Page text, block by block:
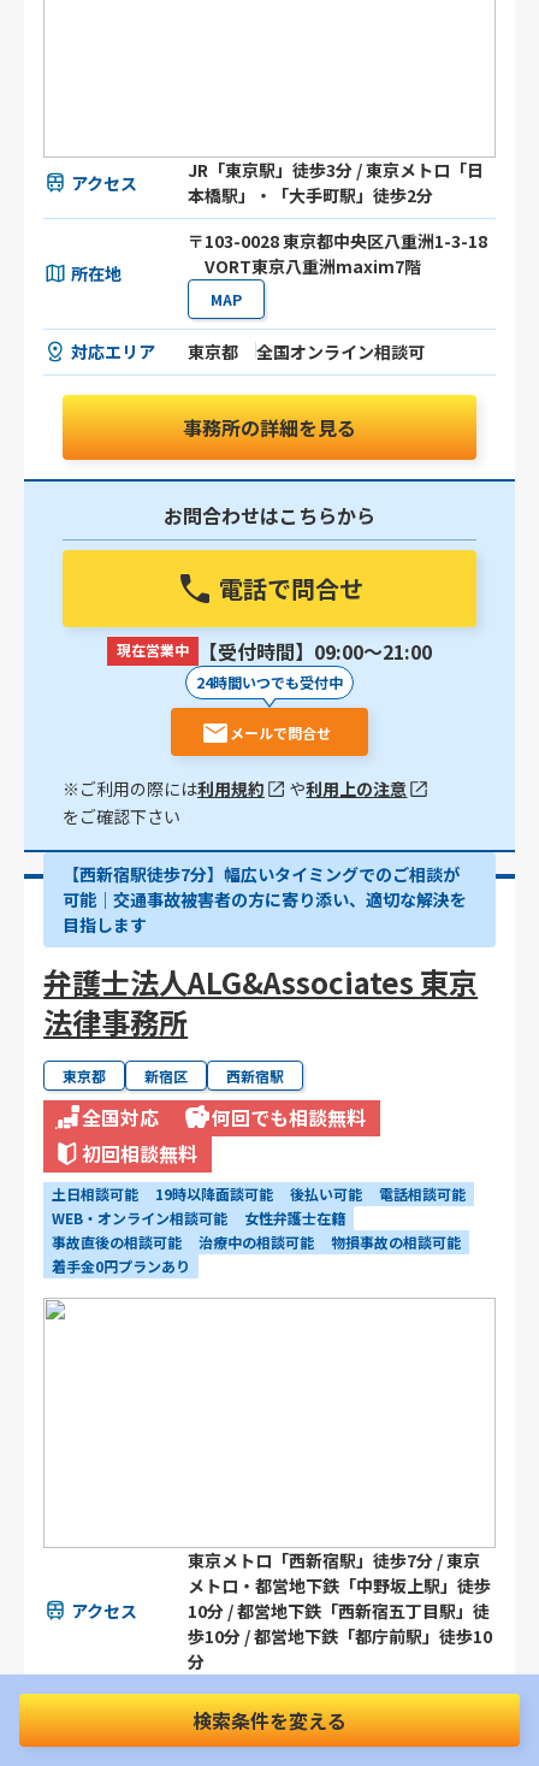
アクセス
JR「東京駅」徒歩3分 / 東京メトロ「日
本橋駅」・「大手町駅」徒歩2分
所在地
〒103-0028 東京都中央区八重洲1-3-18
VORT東京八重洲maxim7階
MAP
対応エリア 東京都 全国オンライン相談可
事務所の詳細を見る
お問合わせはこちらから
電話で問合せ
現在営業中 【受付時間】09:00〜21:00
24時間いつでも受付中
メールで問合せ
※ご利用の際には利用規約 や利用上の注意
をご確認下さい
【西新宿駅徒歩7分】幅広いタイミングでのご相談が
可能｜交通事故被害者の方に寄り添い、適切な解決を
目指します
弁護士法人ALG&Associates 東京
法律事務所
東京都 新宿区 西新宿駅
全国対応
何回でも相談無料
初回相談無料
土日相談可能 19時以降面談可能 後払い可能
電話相談可能
WEB・オンライン相談可能
女性弁護士在籍
事故直後の相談可能
治療中の相談可能
物損事故の相談可能
着手金0円プランあり
アクセス
東京メトロ「西新宿駅」徒歩7分 / 東京
メトロ・都営地下鉄「中野坂上駅」徒歩
10分 / 都営地下鉄「西新宿五丁目駅」徒
歩10分 / 都営地下鉄「都庁前駅」徒歩10
分
所在地
〒163-1128 東京都新宿区西新宿6丁目2
2-1 西新宿新宿スクエアタワー
検索条件を変える